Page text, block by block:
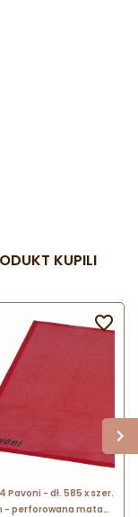
KUPILI
Pavoni - dł. 585 x szer.
- perforowana mata
